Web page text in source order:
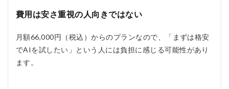
費用は安さ重視の人向きではない
月額66,000円（税込）からのプランなので、「まずは格安
でAIを試したい」という人には負担に感じる可能性があり
ます。